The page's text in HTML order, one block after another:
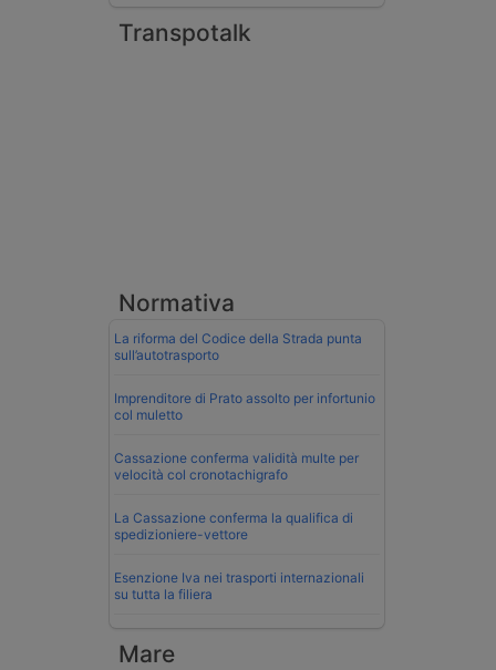
Transpotalk
Normativa
La riforma del Codice della Strada punta
sull’autotrasporto
Imprenditore di Prato assolto per infortunio
col muletto
Cassazione conferma validità multe per
velocità col cronotachigrafo
La Cassazione conferma la qualifica di
spedizioniere-vettore
Esenzione Iva nei trasporti internazionali
su tutta la filiera
Mare